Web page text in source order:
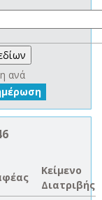
ανά
Κείμενο
Διατριβής